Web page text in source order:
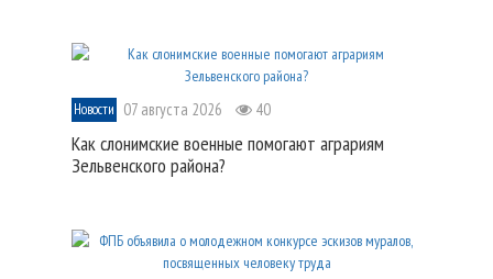
Новости 07 августа 2026 40
Как слонимские военные помогают аграриям
Зельвенского района?